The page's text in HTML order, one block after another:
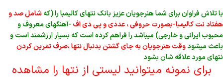
با تلاش فراوان برای شما هنرجویان عزیز بانک نتهای کالیمبا را (که شامل صد و
هفتاد نت کالیمبا-بصورت حروفی ، عددی و پی دی اف -آهنگهای معروف و
محبوب ایرانی و خارجی) میباشد را فراهم کرده است که بسیار ارزشمند است و
باعث میشودوقت هنرجویان به جای گشتن بدنبال نتها ،صرف تمرین کردن
نتهای مورد علاقه شان بشود
برای نمونه میتوانید لیستی از نتها را مشاهده